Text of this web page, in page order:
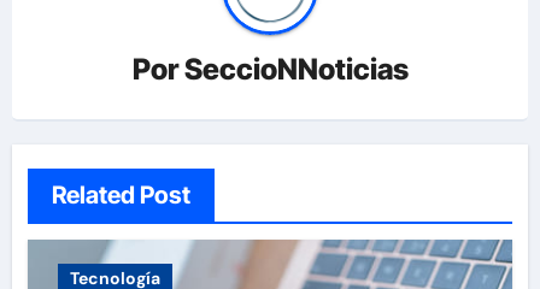
PorSeccioNNoticias
Related Post
Tecnología